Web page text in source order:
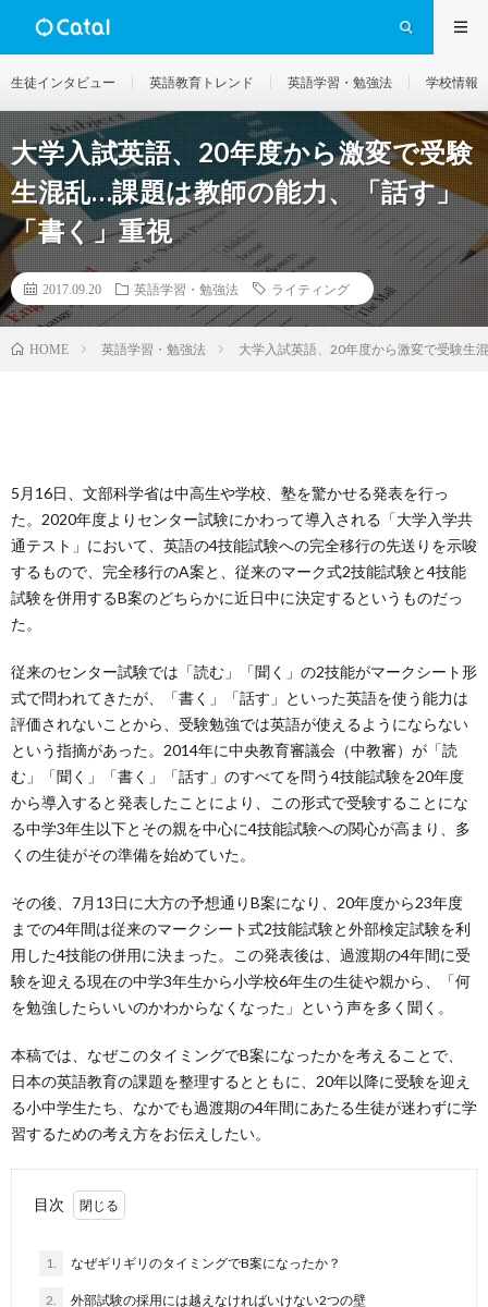
生徒インタビュー 英語教育トレンド 英語学習・勉強法 学校情報
大学入試英語、20年度から激変で受験
生混乱…課題は教師の能力、「話す」
「書く」重視
2017.09.20 英語学習・勉強法 ライティング
HOME 英語学習・勉強法 大学入試英語、20年度から激変で受験生
5月16日、文部科学省は中高生や学校、塾を驚かせる発表を行っ
た。2020年度よりセンター試験にかわって導入される「大学入学共
通テスト」において、英語の4技能試験への完全移行の先送りを示唆
するもので、完全移行のA案と、従来のマーク式2技能試験と4技能
試験を併用するB案のどちらかに近日中に決定するというものだっ
た。
従来のセンター試験では「読む」「聞く」の2技能がマークシート形
式で問われてきたが、「書く」「話す」といった英語を使う能力は
評価されないことから、受験勉強では英語が使えるようにならない
という指摘があった。2014年に中央教育審議会（中教審）が「読
む」「聞く」「書く」「話す」のすべてを問う4技能試験を20年度
から導入すると発表したことにより、この形式で受験することにな
る中学3年生以下とその親を中心に4技能試験への関心が高まり、多
くの生徒がその準備を始めていた。
その後、7月13日に大方の予想通りB案になり、20年度から23年度
までの4年間は従来のマークシート式2技能試験と外部検定試験を利
用した4技能の併用に決まった。この発表後は、過渡期の4年間に受
験を迎える現在の中学3年生から小学校6年生の生徒や親から、「何
を勉強したらいいのかわからなくなった」という声を多く聞く。
本稿では、なぜこのタイミングでB案になったかを考えることで、
日本の英語教育の課題を整理するとともに、20年以降に受験を迎え
る小中学生たち、なかでも過渡期の4年間にあたる生徒が迷わずに学
習するための考え方をお伝えしたい。
目次
1. なぜギリギリのタイミングでB案になったか？
2. 外部試験の採用には越えなければいけない2つの壁